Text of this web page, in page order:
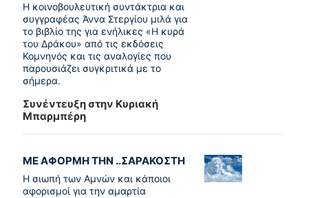
Η κοινοβουλευτική συντάκτρια και
συγγραφέας Άννα Στεργίου μιλά για
το βιβλίο της για ενήλικες «Η κυρά
του Δράκου» από τις εκδόσεις
Κομνηνός και τις αναλογίες που
παρουσιάζει συγκριτικά με το
σήμερα.
Συνέντευξη στην Κυριακή
Μπαρμπέρη
ΜΕ ΑΦΟΡΜΗ ΤΗΝ ..ΣΑΡΑΚΟΣΤΗ
Η σιωπή των Αμνών και κάποιοι
αφορισμοί για την αμαρτία